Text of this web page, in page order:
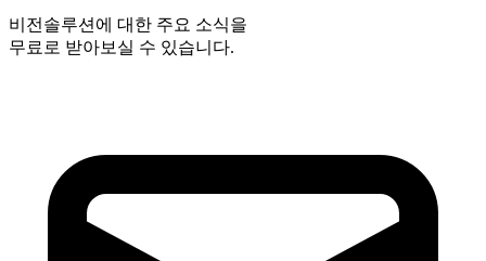
비전솔루션에 대한 주요 소식을
무료로 받아보실 수 있습니다.